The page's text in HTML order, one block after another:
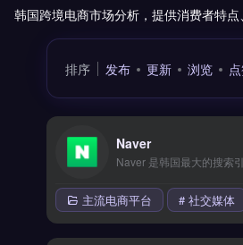
韩国跨境电商市场分析，提供消费者特点
排序 发布 更新 浏览
Naver
主流电商平台 # 社交媒体